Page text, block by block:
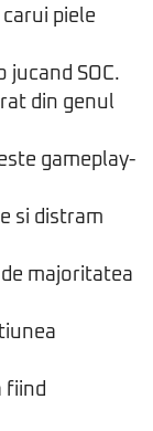
piele
jucand SOC.
din genul
gameplay-
si distram
majoritatea
fiind